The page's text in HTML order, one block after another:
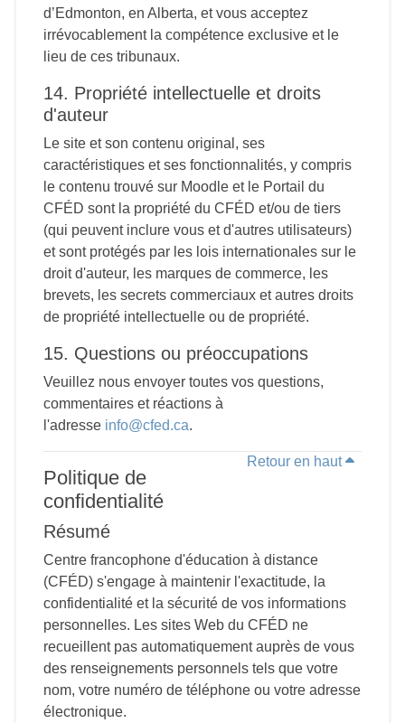
d’Edmonton, en Alberta, et vous acceptez
irrévocablement la compétence exclusive et le
lieu de ces tribunaux.
14. Propriété intellectuelle et droits
d'auteur
Le site et son contenu original, ses
caractéristiques et ses fonctionnalités, y compris
le contenu trouvé sur Moodle et le Portail du
CFÉD sont la propriété du CFÉD et/ou de tiers
(qui peuvent inclure vous et d'autres utilisateurs)
et sont protégés par les lois internationales sur le
droit d'auteur, les marques de commerce, les
brevets, les secrets commerciaux et autres droits
de propriété intellectuelle ou de propriété.
15. Questions ou préoccupations
Veuillez nous envoyer toutes vos questions,
commentaires et réactions à
l'adresse info@cfed.ca.
Retour en haut
Politique de
confidentialité
Résumé
Centre francophone d'éducation à distance
(CFÉD) s'engage à maintenir l'exactitude, la
confidentialité et la sécurité de vos informations
personnelles. Les sites Web du CFÉD ne
recueillent pas automatiquement auprès de vous
des renseignements personnels tels que votre
nom, votre numéro de téléphone ou votre adresse
électronique.